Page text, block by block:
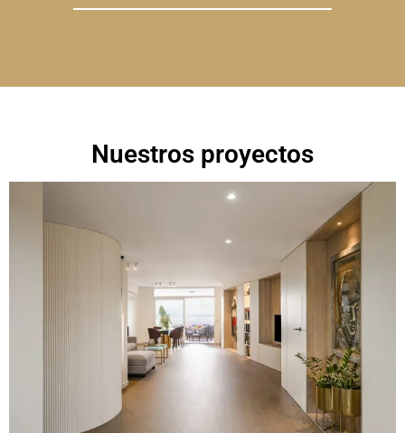
Nuestros proyectos